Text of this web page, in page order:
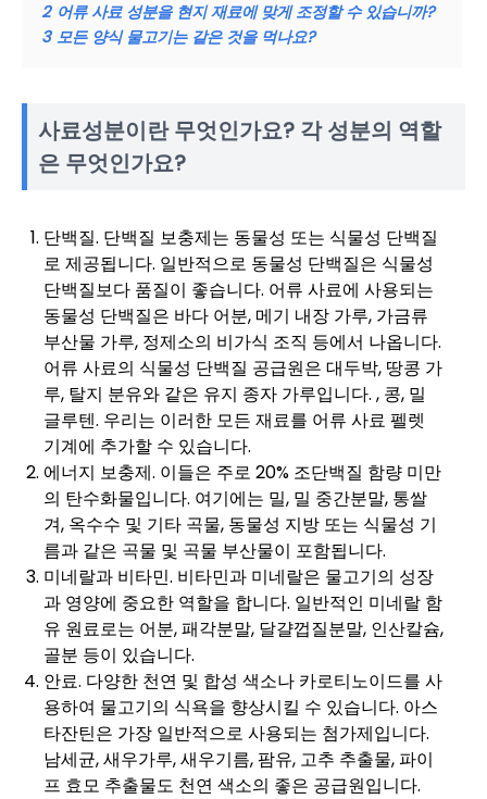
2 어류 사료 성분을 현지 재료에 맞게 조정할 수 있습니까?
3 모든 양식 물고기는 같은 것을 먹나요?
사료성분이란 무엇인가요? 각 성분의 역할
은 무엇인가요?
단백질. 단백질 보충제는 동물성 또는 식물성 단백질
로 제공됩니다. 일반적으로 동물성 단백질은 식물성
단백질보다 품질이 좋습니다. 어류 사료에 사용되는
동물성 단백질은 바다 어분, 메기 내장 가루, 가금류
부산물 가루, 정제소의 비가식 조직 등에서 나옵니다.
어류 사료의 식물성 단백질 공급원은 대두박, 땅콩 가
루, 탈지 분유와 같은 유지 종자 가루입니다. , 콩, 밀
글루텐. 우리는 이러한 모든 재료를 어류 사료 펠렛
기계에 추가할 수 있습니다.
에너지 보충제. 이들은 주로 20% 조단백질 함량 미만
의 탄수화물입니다. 여기에는 밀, 밀 중간분말, 통쌀
겨, 옥수수 및 기타 곡물, 동물성 지방 또는 식물성 기
름과 같은 곡물 및 곡물 부산물이 포함됩니다.
미네랄과 비타민. 비타민과 미네랄은 물고기의 성장
과 영양에 중요한 역할을 합니다. 일반적인 미네랄 함
유 원료로는 어분, 패각분말, 달걀껍질분말, 인산칼슘,
골분 등이 있습니다.
안료. 다양한 천연 및 합성 색소나 카로티노이드를 사
용하여 물고기의 식욕을 향상시킬 수 있습니다. 아스
타잔틴은 가장 일반적으로 사용되는 첨가제입니다.
남세균, 새우가루, 새우기름, 팜유, 고추 추출물, 파이
프 효모 추출물도 천연 색소의 좋은 공급원입니다.